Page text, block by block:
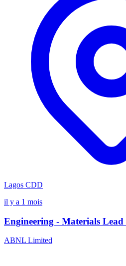
Lagos CDD
il y a 1 mois
Engineering - Materials
ABNL Limited